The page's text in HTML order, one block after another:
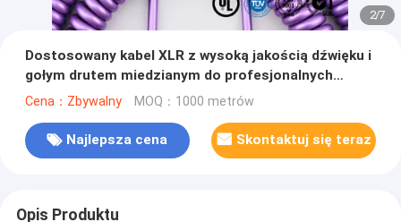
2/7
Dostosowany kabel XLR z wysoką jakością dźwięku i
gołym drutem miedzianym do profesjonalnych
aplikacji audio
Cena：Zbywalny MOQ：1000 metrów
Najlepsza cena Skontaktuj się teraz
Opis Produktu